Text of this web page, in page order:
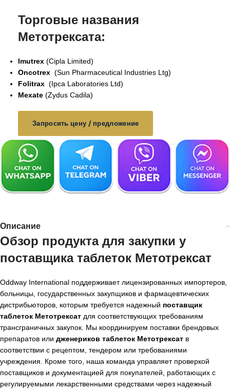
Торговые названия
Метотрексата:
Imutrex (Cipla Limited)
Oncotrex (Sun Pharmaceutical Industries Ltg)
Folitrax (Ipca Laboratories Ltd)
Mexate (Zydus Cadila)
Запросить цену / предложение
Описание
Обзор продукта для закупки у
поставщика таблеток Метотрексат
Oddway International поддерживает лицензированных импортеров,
больницы, государственных закупщиков и фармацевтических
дистрибьюторов, которым требуется надежный поставщик
таблеток Метотрексат для соответствующих требованиям
трансграничных закупок. Мы координируем поставки брендовых
препаратов или дженериков таблеток Метотрексат в
соответствии с рецептом, тендером или требованиями
учреждения. Кроме того, наша команда управляет проверкой
поставщиков и документацией для покупателей, работающих с
регулируемыми лекарственными средствами через надежный